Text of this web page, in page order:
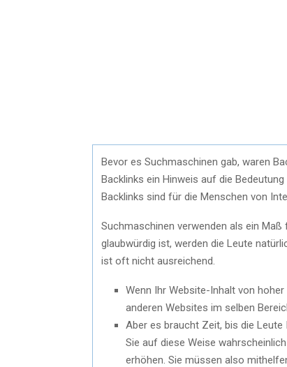
Bevor es Suchmaschinen gab, waren
Backlinks ein Hinweis auf die
Backlinks sind für die Menschen von
Suchmaschinen verwenden als ein Maß
glaubwürdig ist, werden die Leute
ist oft nicht ausreichend.
Wenn Ihr Website-Inhalt von
anderen Websites im selben
Aber es braucht Zeit, bis die Leute
Sie auf diese Weise
erhöhen. Sie müssen also